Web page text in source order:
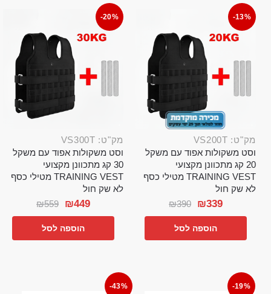
-13%
מק"ט: VS200T
וסט משקולות אפוד עם משקל
20 קג מתכוונן מקצועי
TRAINING VEST מטילי כסף
לא שק חול
₪390 ₪339
הוספה לסל
-20%
מק"ט: VS300T
וסט משקולות אפוד עם משקל
30 קג מתכוונן מקצועי
TRAINING VEST מטילי כסף
לא שק חול
₪559 ₪449
הוספה לסל
-19%
-43%